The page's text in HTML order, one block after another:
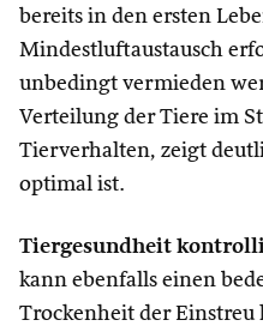
bereits in den ersten
Mindestluftaustausch
unbedingt vermieden
Verteilung der Tiere im
Tierverhalten, zeigt
optimal ist.
Tiergesundheit
kann ebenfalls einen
Trockenheit der Einstreu